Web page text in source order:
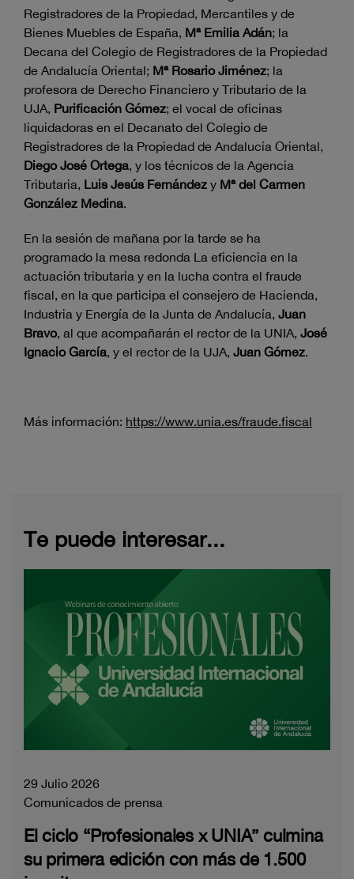
Registradores de la Propiedad, Mercantiles y de
Bienes Muebles de España, Mª Emilia Adán; la
Decana del Colegio de Registradores de la Propiedad
de Andalucía Oriental; Mª Rosario Jiménez; la
profesora de Derecho Financiero y Tributario de la
UJA, Purificación Gómez; el vocal de oficinas
liquidadoras en el Decanato del Colegio de
Registradores de la Propiedad de Andalucía Oriental,
Diego José Ortega, y los técnicos de la Agencia
Tributaria, Luis Jesús Fernández y Mª del Carmen
González Medina.
En la sesión de mañana por la tarde se ha
programado la mesa redonda La eficiencia en la
actuación tributaria y en la lucha contra el fraude
fiscal, en la que participa el consejero de Hacienda,
Industria y Energía de la Junta de Andalucía, Juan
Bravo, al que acompañarán el rector de la UNIA, José
Ignacio García, y el rector de la UJA, Juan Gómez.
Más información: https://www.unia.es/fraude.fiscal
Te puede interesar...
29 Julio 2026
Comunicados de prensa
El ciclo “Profesionales x UNIA” culmina
su primera edición con más de 1.500